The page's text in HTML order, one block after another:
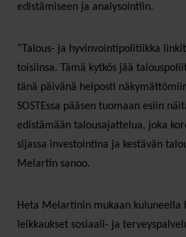
edistämiseen ja analysointiin.
”Talous- ja hyvinvointipolitiikka
toisiinsa. Tämä kytkös jää
tänä päivänä helposti
SOSTEssa pääsen tuomaan esiin
edistämään talousajattelua, joka
sijassa investointina ja kestävän
Melartin sanoo.
Heta Melartinin mukaan kuluneella
leikkaukset sosiaali- ja